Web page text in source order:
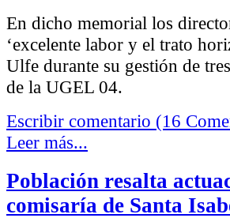
En dicho memorial los
‘excelente labor y el trato
Ulfe durante su gestión de
de la UGEL 04.
Escribir comentario (16
Leer más...
Población resalta
comisaría de Santa